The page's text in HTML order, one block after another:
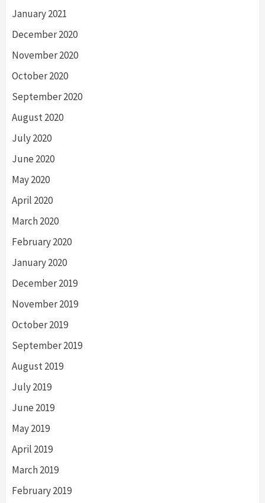
January 2021
December 2020
November 2020
October 2020
September 2020
August 2020
July 2020
June 2020
May 2020
April 2020
March 2020
February 2020
January 2020
December 2019
November 2019
October 2019
September 2019
August 2019
July 2019
June 2019
May 2019
April 2019
March 2019
February 2019